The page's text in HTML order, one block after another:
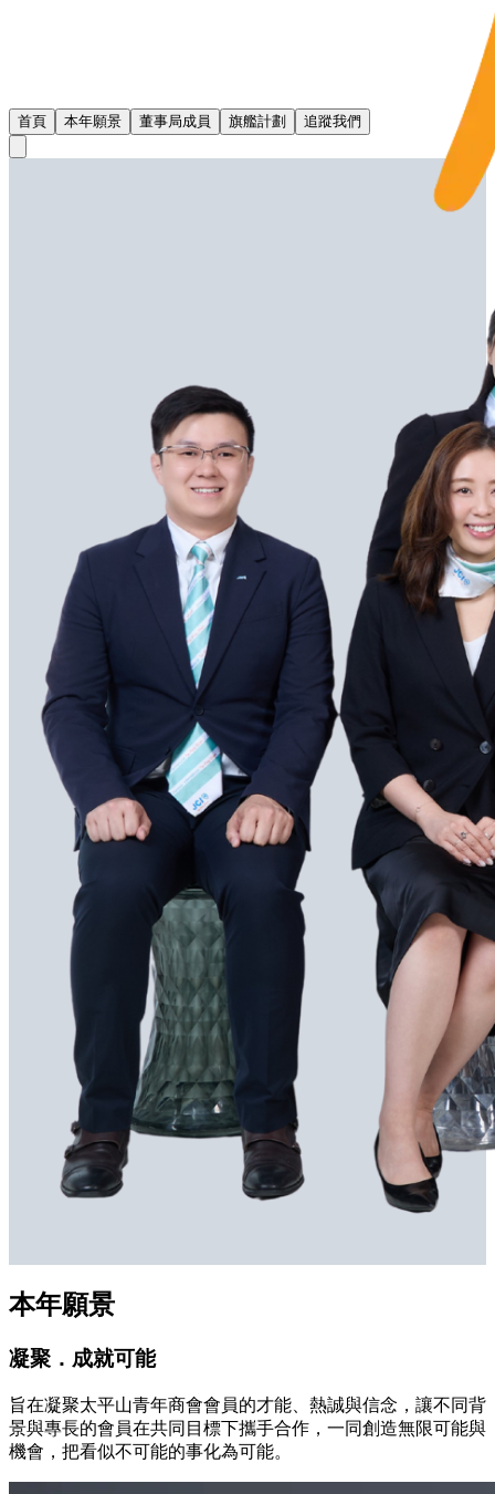
首頁 本年願景 董事局成員 旗艦計劃 追蹤我們
本年願景
凝聚．成就可能
旨在凝聚太平山青年商會會員的才能、熱誠與信念，讓不同背
景與專長的會員在共同目標下攜手合作，一同創造無限可能與
機會，把看似不可能的事化為可能。